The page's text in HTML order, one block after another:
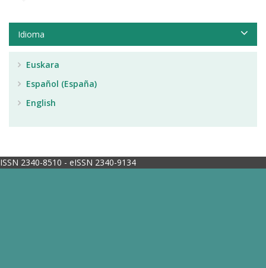
Idioma
Euskara
Español (España)
English
ISSN 2340-8510 - eISSN 2340-9134